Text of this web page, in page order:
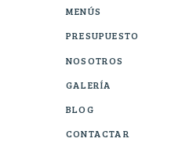
MENÚS
PRESUPUESTO
NOSOTROS
GALERÍA
BLOG
CONTACTAR